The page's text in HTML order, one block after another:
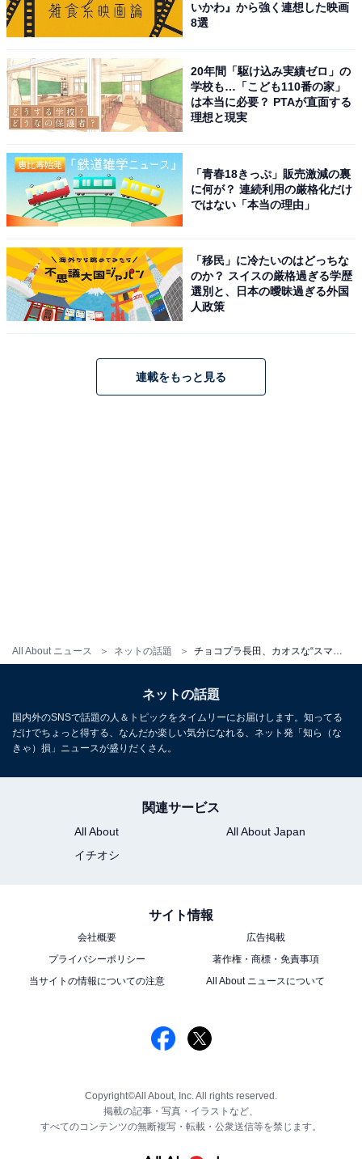
All About ニュース ネットの話題
いかわ』から強く連想した映画
8選
20年間「駆け込み実績ゼロ」の
学校も…「こども110番の家」
は本当に必要？ PTAが直面する
理想と現実
「青春18きっぷ」販売激減の裏
に何が？ 連続利用の厳格化だけ
ではない「本当の理由」
「移民」に冷たいのはどっちな
のか？ スイスの厳格過ぎる学歴
選別と、日本の曖昧過ぎる外国
人政策
連載をもっと見る
ネットの話題
国内外のSNSで話題の人＆トピックをタイムリーにお届けします。知ってる
だけでちょっと得する、なんだか楽しい気分になれる、ネット発「知ら（な
きゃ）損」ニュースが盛りだくさん。
関連サービス
All About
All About Japan
イチオシ
サイト情報
会社概要
広告掲載
プライバシーポリシー
著作権・商標・免責事項
当サイトの情報についての注意
All About ニュースについて
Copyright©All About, Inc. All rights reserved.
掲載の記事・写真・イラストなど、
すべてのコンテンツの無断複写・転載・公衆送信等を禁じます。